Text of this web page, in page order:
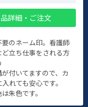
詳細・ご注文
のネーム印。看護師
立ち仕事をされる方
付いてますので、カ
れても安心です。
朱色です。